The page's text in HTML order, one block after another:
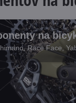
na
Race Face,